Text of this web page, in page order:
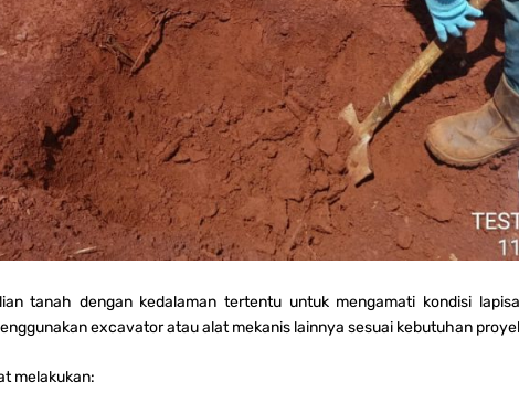
tanah dengan kedalaman tertentu untuk mengamati kondisi
excavator atau alat mekanis lainnya sesuai kebutuhan
melakukan: